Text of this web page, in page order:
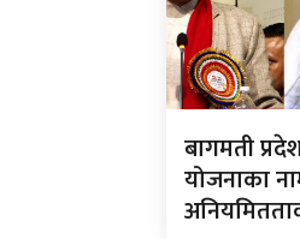
बागमती
योजनाका